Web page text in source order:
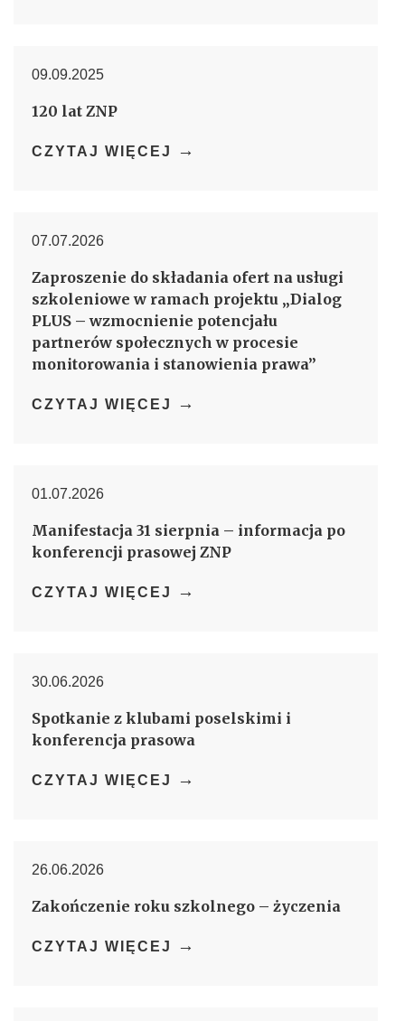
09.09.2025
120 lat ZNP
CZYTAJ WIĘCEJ →
07.07.2026
Zaproszenie do składania ofert na usługi
szkoleniowe w ramach projektu „Dialog
PLUS – wzmocnienie potencjału
partnerów społecznych w procesie
monitorowania i stanowienia prawa”
CZYTAJ WIĘCEJ →
01.07.2026
Manifestacja 31 sierpnia – informacja po
konferencji prasowej ZNP
CZYTAJ WIĘCEJ →
30.06.2026
Spotkanie z klubami poselskimi i
konferencja prasowa
CZYTAJ WIĘCEJ →
26.06.2026
Zakończenie roku szkolnego – życzenia
CZYTAJ WIĘCEJ →